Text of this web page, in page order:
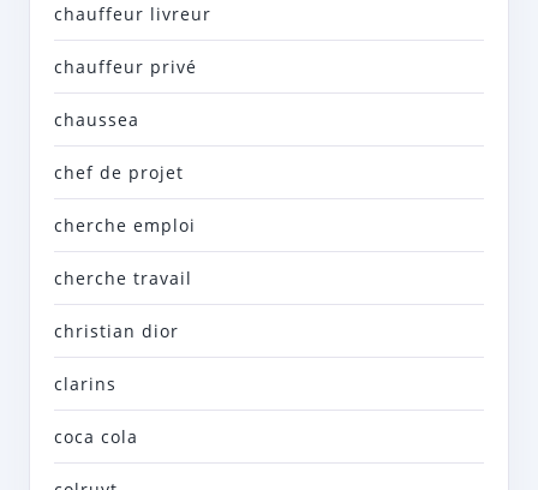
chauffeur livreur
chauffeur privé
chaussea
chef de projet
cherche emploi
cherche travail
christian dior
clarins
coca cola